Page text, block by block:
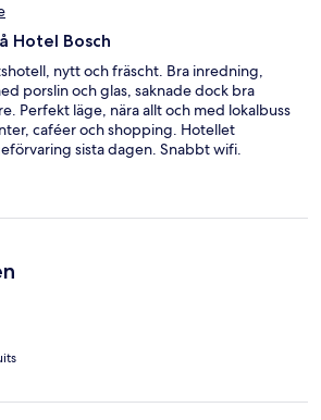
Hotel Bosch
nytt och fräscht. Bra inredning,
porslin och glas, saknade dock bra
Perfekt läge, nära allt och med lokalbuss
caféer och shopping. Hotellet
sista dagen. Snabbt wifi.